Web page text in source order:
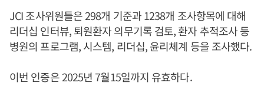
JCI 조사위원들은 298개 기준과 1238개 조사항목에 대해
리더십 인터뷰, 퇴원환자 의무기록 검토, 환자 추적조사 등
병원의 프로그램, 시스템, 리더십, 윤리체계 등을 조사했다.
이번 인증은 2025년 7월15일까지 유효하다.